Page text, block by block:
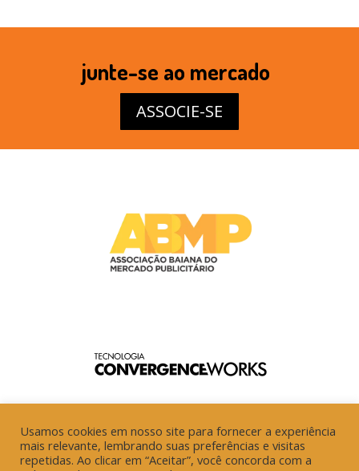
junte-se ao mercado
ASSOCIE-SE
Usamos cookies em nosso site para fornecer a experiência
mais relevante, lembrando suas preferências e visitas
repetidas. Ao clicar em “Aceitar”, você concorda com a